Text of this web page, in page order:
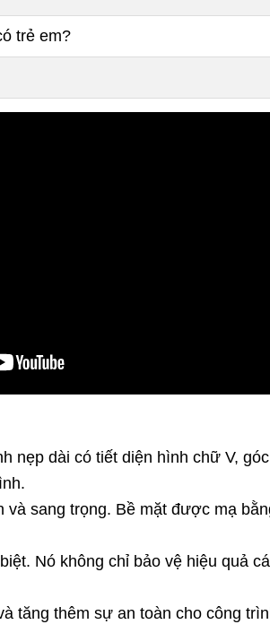
trẻ em?
nẹp dài có tiết diện hình chữ V,
sang trọng. Bề mặt được mạ
Nó không chỉ bảo vệ hiệu quả
tăng thêm sự an toàn cho công